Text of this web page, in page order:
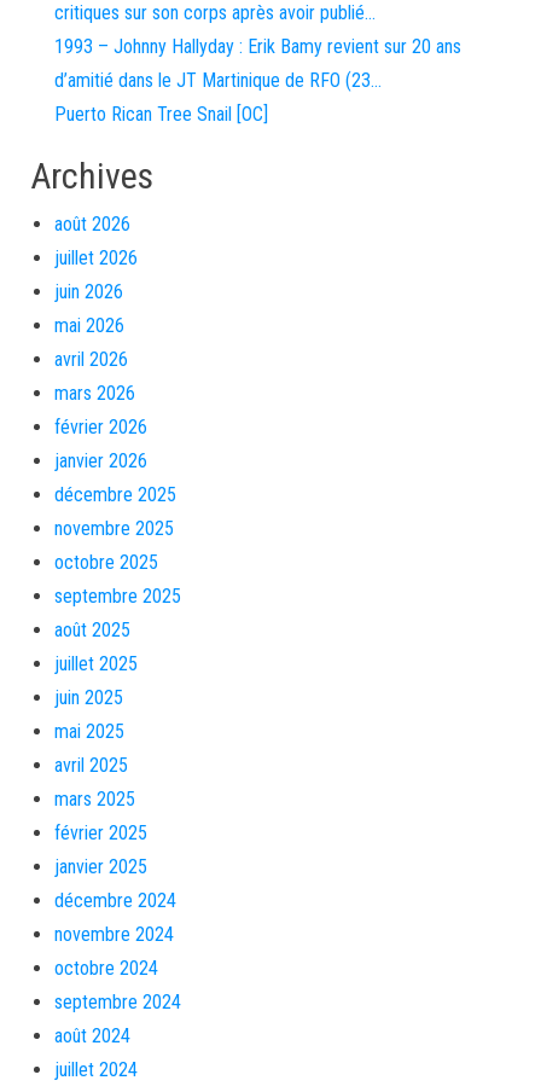
critiques sur son corps après avoir publié…
1993 – Johnny Hallyday : Erik Bamy revient sur 20 ans
d’amitié dans le JT Martinique de RFO (23…
Puerto Rican Tree Snail [OC]
Archives
août 2026
juillet 2026
juin 2026
mai 2026
avril 2026
mars 2026
février 2026
janvier 2026
décembre 2025
novembre 2025
octobre 2025
septembre 2025
août 2025
juillet 2025
juin 2025
mai 2025
avril 2025
mars 2025
février 2025
janvier 2025
décembre 2024
novembre 2024
octobre 2024
septembre 2024
août 2024
juillet 2024